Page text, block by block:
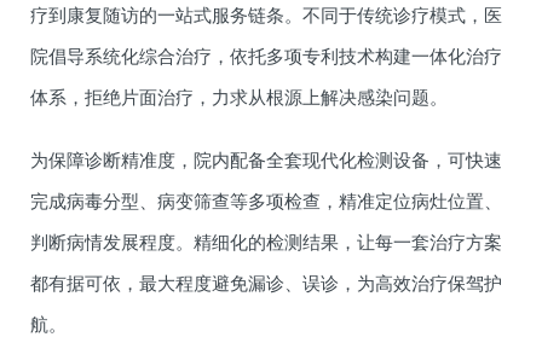
疗到康复随访的一站式服务链条。不同于传统诊疗模式，医
院倡导系统化综合治疗，依托多项专利技术构建一体化治疗
体系，拒绝片面治疗，力求从根源上解决感染问题。
为保障诊断精准度，院内配备全套现代化检测设备，可快速
完成病毒分型、病变筛查等多项检查，精准定位病灶位置、
判断病情发展程度。精细化的检测结果，让每一套治疗方案
都有据可依，最大程度避免漏诊、误诊，为高效治疗保驾护
航。